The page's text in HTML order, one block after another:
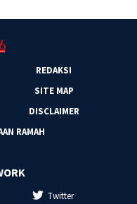
REDAKSI
SITE MAP
DISCLAIMER
RAMAH
Twitter